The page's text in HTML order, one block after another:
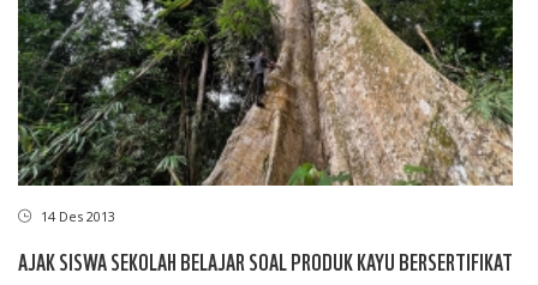
14 Des 2013
AJAK SISWA SEKOLAH BELAJAR SOAL PRODUK KAYU BERSERTIFIKAT